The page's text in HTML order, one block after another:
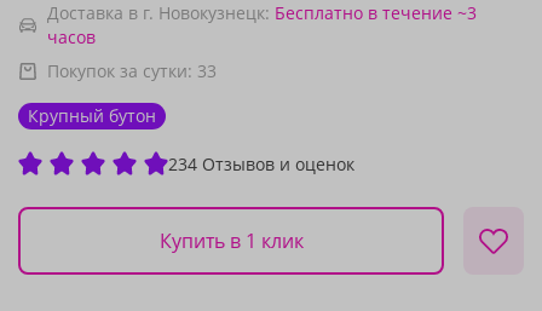
Доставка в г. Новокузнецк: Бесплатно в течение ~3
часов
Покупок за сутки: 33
Крупный бутон
234 Отзывов и оценок
Купить в 1 клик